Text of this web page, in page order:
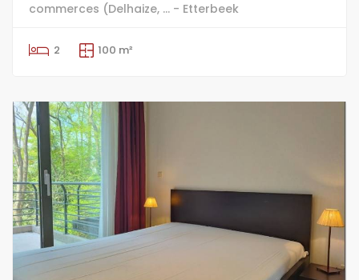
commerces (Delhaize, ... - Etterbeek
2 100 m²